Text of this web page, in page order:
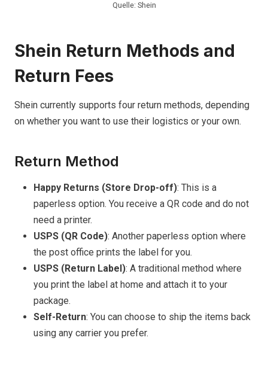
Quelle: Shein
Shein Return Methods and
Return Fees
Shein currently supports four return methods, depending
on whether you want to use their logistics or your own.
Return Method
Happy Returns (Store Drop-off): This is a
paperless option. You receive a QR code and do not
need a printer.
USPS (QR Code): Another paperless option where
the post office prints the label for you.
USPS (Return Label): A traditional method where
you print the label at home and attach it to your
package.
Self-Return: You can choose to ship the items back
using any carrier you prefer.